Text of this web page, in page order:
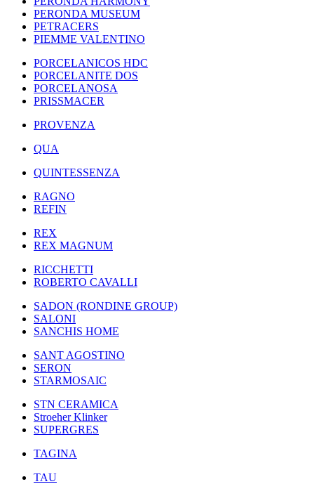
PERONDA MUSEUM
PETRACERS
PIEMME VALENTINO
PORCELANICOS HDC
PORCELANITE DOS
PORCELANOSA
PRISSMACER
PROVENZA
QUA
QUINTESSENZA
RAGNO
REFIN
REX
REX MAGNUM
RICCHETTI
ROBERTO CAVALLI
SADON (RONDINE GROUP)
SALONI
SANCHIS HOME
SANT AGOSTINO
SERON
STARMOSAIC
STN CERAMICA
Stroeher Klinker
SUPERGRES
TAGINA
TAU